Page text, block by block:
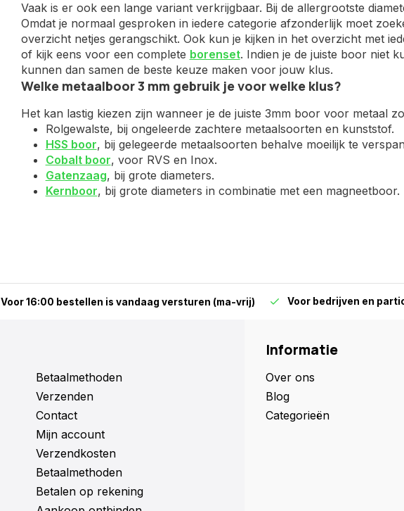
Vaak is er ook een lange variant verkrijgbaar. Bij de allergrootste
Omdat je normaal gesproken in iedere categorie afzonderlijk moet
overzicht netjes gerangschikt. Ook kun je kijken in het overzicht met
of kijk eens voor een complete borenset. Indien je de juiste boor niet
kunnen dan samen de beste keuze maken voor jouw klus.
Welke metaalboor 3 mm gebruik je voor welke klus?
Het kan lastig kiezen zijn wanneer je de juiste 3mm boor voor metaal
Rolgewalste, bij ongeleerde zachtere metaalsoorten en kunststof.
HSS boor, bij gelegeerde metaalsoorten behalve moeilijk te
Cobalt boor, voor RVS en Inox.
Gatenzaag, bij grote diameters.
Kernboor, bij grote diameters in combinatie met een magneetboor.
Voor 16:00 bestellen is vandaag versturen (ma-vrij) Voor bedrijven en
Betaalmethoden
Verzenden
Contact
Mijn account
Verzendkosten
Betaalmethoden
Betalen op rekening
Informatie
Over ons
Blog
Categorieën